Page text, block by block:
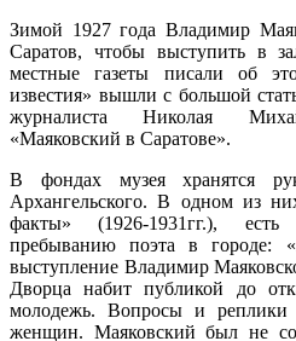
Зимой 1927 года Владимир
Саратов, чтобы выступить в
местные газеты писали об
известия» вышли с большой
журналиста Николая
«Маяковский в Саратове».
В фондах музея хранятся
Архангельского. В одном из
факты» (1926-1931гг.),
пребыванию поэта в городе:
выступление Владимир
Дворца набит публикой до
молодежь. Вопросы и
женщин. Маяковский был не